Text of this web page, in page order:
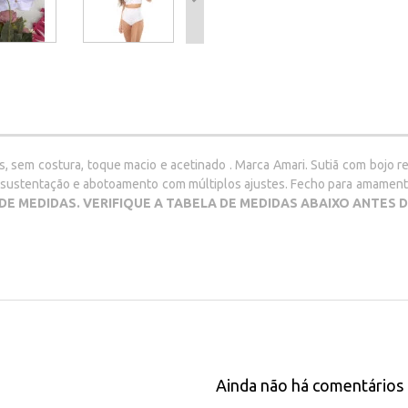
sem costura, toque macio e acetinado . Marca Amari. Sutiã com
e abotoamento com múltiplos ajustes. Fecho para
MEDIDAS. VERIFIQUE A TABELA DE MEDIDAS ABAIXO ANTES
Ainda não há